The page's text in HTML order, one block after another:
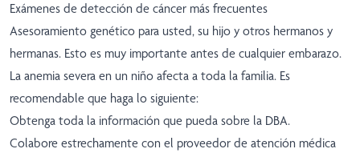
Exámenes de detección de cáncer más frecuentes
Asesoramiento genético para usted, su hijo y otros hermanos y
hermanas. Esto es muy importante antes de cualquier embarazo.
La anemia severa en un niño afecta a toda la familia. Es
recomendable que haga lo siguiente:
Obtenga toda la información que pueda sobre la DBA.
Colabore estrechamente con el proveedor de atención médica